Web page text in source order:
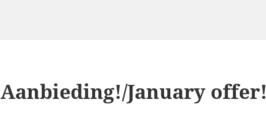
Aanbieding!/January offer!